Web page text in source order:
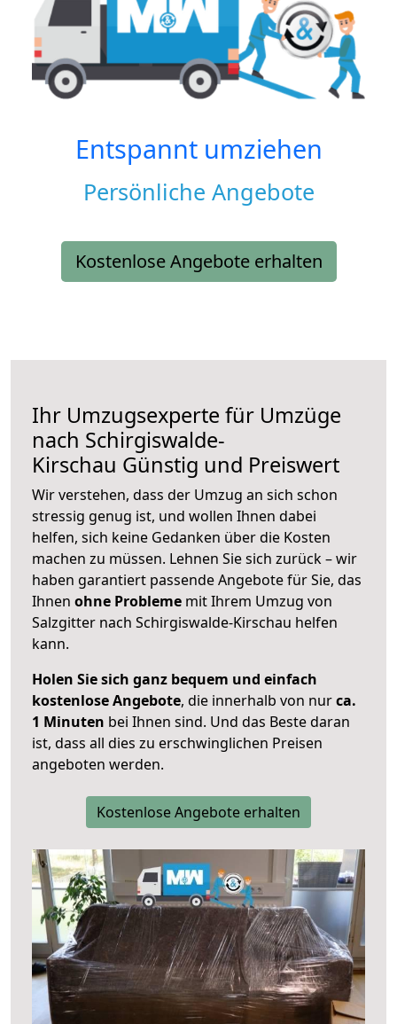
Entspannt umziehen
Persönliche Angebote
Kostenlose Angebote erhalten
Ihr Umzugsexperte für Umzüge
nach Schirgiswalde-
Kirschau Günstig und Preiswert
Wir verstehen, dass der Umzug an sich schon
stressig genug ist, und wollen Ihnen dabei
helfen, sich keine Gedanken über die Kosten
machen zu müssen. Lehnen Sie sich zurück – wir
haben garantiert passende Angebote für Sie, das
Ihnen ohne Probleme mit Ihrem Umzug von
Salzgitter nach Schirgiswalde-Kirschau helfen
kann.
Holen Sie sich ganz bequem und einfach
kostenlose Angebote, die innerhalb von nurca.
1 Minuten bei Ihnen sind. Und das Beste daran
ist, dass all dies zu erschwinglichen Preisen
angeboten werden.
Kostenlose Angebote erhalten